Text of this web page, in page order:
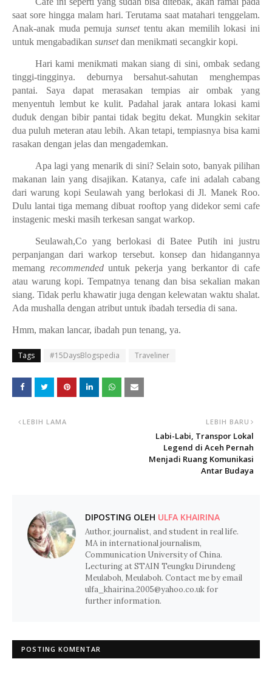
saat sore hingga malam hari. Terutama saat matahari tenggelam.
Anak-anak muda pemuja sunset tentu akan memilih lokasi ini
untuk mengabadikan sunsetdan menikmati secangkir kopi.
Hari kami menikmati makan siang di sini, ombak sedang
tinggi-tingginya. deburnya bersahut-sahutan menghempas
pantai. Saya dapat merasakan tempias air ombak yang
menyentuh lembut ke kulit. Padahal jarak antara lokasi kami
duduk dengan bibir pantai tidak begitu dekat. Mungkin sekitar
dua puluh meteran atau lebih. Akan tetapi, tempiasnya bisa kami
rasakan dengan jelas dan mengademkan.
Apa lagi yang menarik di sini? Selain soto, banyak pilihan
makanan lain yang disajikan. Katanya, cafe ini adalah cabang
dari warung kopi Seulawah yang berlokasi di Jl. Manek Roo.
Dulu lantai tiga memang dibuat rooftop yang didekor semi cafe
instagenic meski masih terkesan sangat warkop.
Seulawah,Co yang berlokasi di Batee Putih ini justru
perpanjangan dari warkop tersebut. konsep dan hidangannya
memang recommendeduntuk pekerja yang berkantor di cafe
atau warung kopi. Tempatnya tenang dan bisa sekalian makan
siang. Tidak perlu khawatir juga dengan kelewatan waktu shalat.
Ada mushalla dengan atribut untuk ibadah tersedia di sana.
Hmm, makan lancar, ibadah pun tenang, ya.
Tags #15DaysBlogspedia Traveliner
LEBIH BARU
Labi-Labi, Transpor Lokal
Legend di Aceh Pernah
Menjadi Ruang Komunikasi
Antar Budaya
LEBIH LAMA
DIPOSTING OLEH ULFA KHAIRINA
Author, journalist, and student in real life.
MA in international journalism,
Communication University of China.
Lecturing at STAIN Teungku Dirundeng
Meulaboh, Meulaboh. Contact me by email
ulfa_khairina.2005@yahoo.co.uk for
further information.
POSTING KOMENTAR